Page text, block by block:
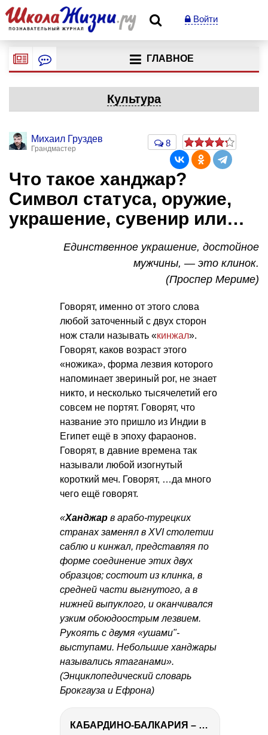
Войти
ГЛАВНОЕ
Культура
Михаил Груздев
Грандмастер
8
Что такое ханджар?
Символ статуса, оружие,
украшение, сувенир или…
Единственное украшение, достойное
мужчины, — это клинок.
(Проспер Мериме)
Говорят, именно от этого слова
любой заточенный с двух сторон
нож стали называть «кинжал».
Говорят, каков возраст этого
«ножика», форма лезвия которого
напоминает звериный рог, не знает
никто, и несколько тысячелетий его
совсем не портят. Говорят, что
название это пришло из Индии в
Египет ещё в эпоху фараонов.
Говорят, в давние времена так
называли любой изогнутый
короткий меч. Говорят, …да много
чего ещё говорят.
«Ханджар в арабо-турецких
странах заменял в XVI столетии
саблю и кинжал, представляя по
форме соединение этих двух
образцов; состоит из клинка, в
средней части выгнутого, а в
нижней выпуклого, и оканчивался
узким обоюдоострым лезвием.
Рукоять с двумя «ушами"-
выступами. Небольшие ханджары
назывались ятаганами».
(Энциклопедический словарь
Брокгауза и Ефрона)
КАБАРДИНО-БАЛКАРИЯ – ПУТЕШЕСТВИЕ НА КАВКАЗ часть 3